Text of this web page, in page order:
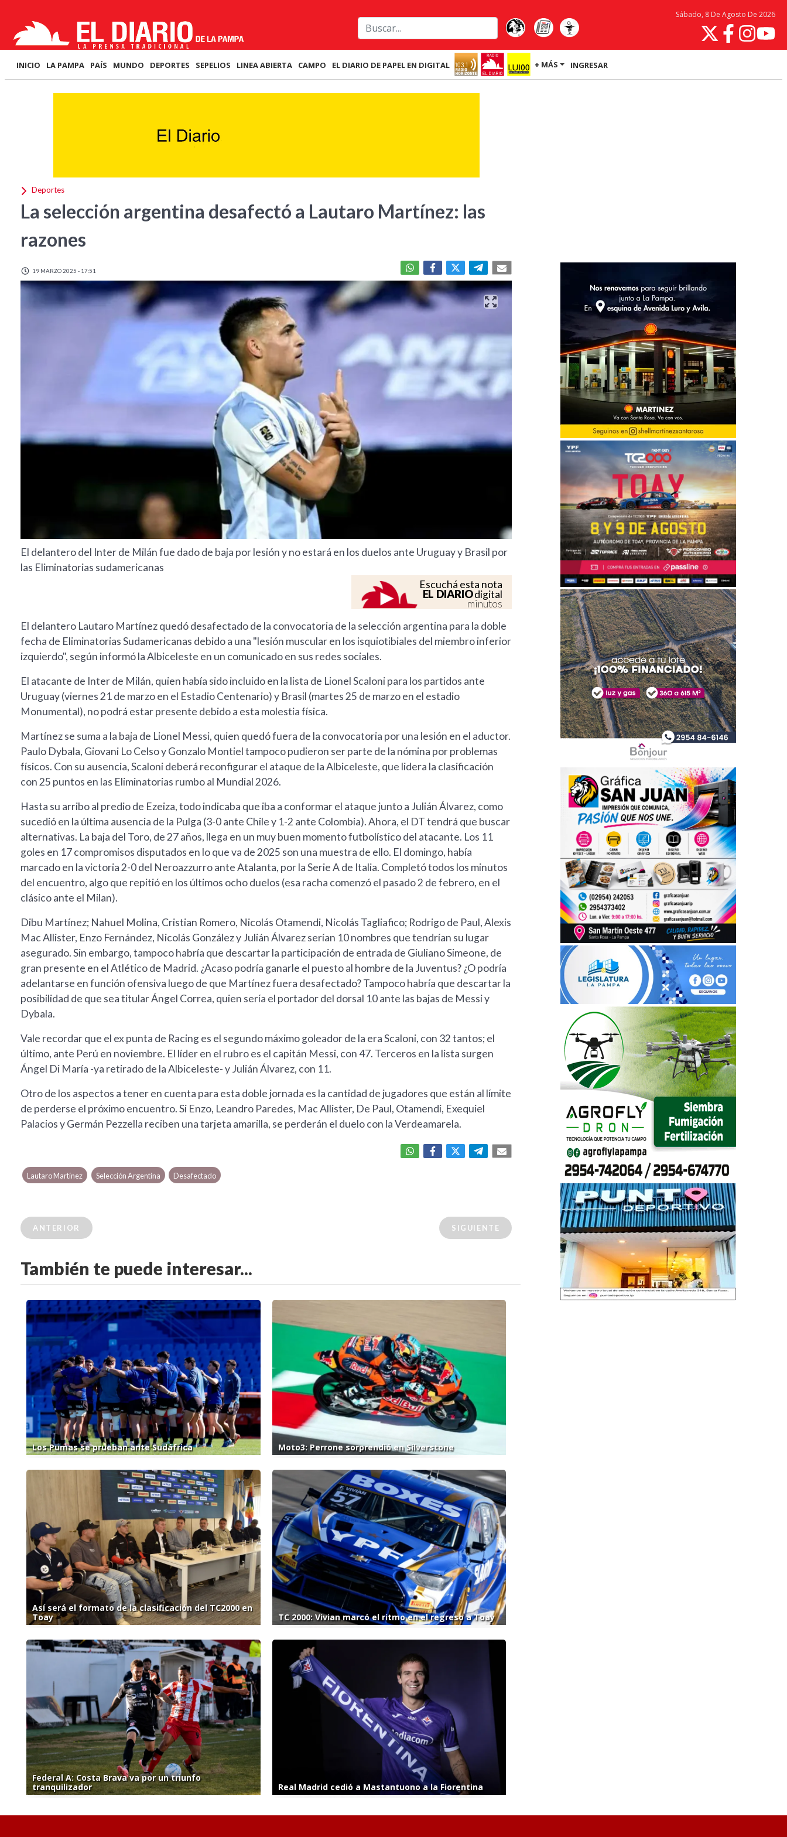
Sábado, 8 De Agosto De 2026
INICIO LA PAMPA PAÍS MUNDO DEPORTES SEPELIOS LINEA ABIERTA CAMPO EL DIARIO DE PAPEL EN DIGITAL + MÁS INGRESAR
Deportes
La selección argentina desafectó a Lautaro Martínez: las
razones
19 MARZO 2025 - 17:51
El delantero del Inter de Milán fue dado de baja por lesión y no estará en los duelos ante Uruguay y Brasil por
las Eliminatorias sudamericanas
Escuchá esta nota
EL DIARIOdigital
minutos
El delantero Lautaro Martínez quedó desafectado de la convocatoria de la selección argentina para la doble
fecha de Eliminatorias Sudamericanas debido a una "lesión muscular en los isquiotibiales del miembro inferior
izquierdo", según informó la Albiceleste en un comunicado en sus redes sociales.
El atacante de Inter de Milán, quien había sido incluido en la lista de Lionel Scaloni para los partidos ante
Uruguay (viernes 21 de marzo en el Estadio Centenario) y Brasil (martes 25 de marzo en el estadio
Monumental), no podrá estar presente debido a esta molestia física.
Martínez se suma a la baja de Lionel Messi, quien quedó fuera de la convocatoria por una lesión en el aductor.
Paulo Dybala, Giovani Lo Celso y Gonzalo Montiel tampoco pudieron ser parte de la nómina por problemas
físicos. Con su ausencia, Scaloni deberá reconfigurar el ataque de la Albiceleste, que lidera la clasificación
con 25 puntos en las Eliminatorias rumbo al Mundial 2026.
Hasta su arribo al predio de Ezeiza, todo indicaba que iba a conformar el ataque junto a Julián Álvarez, como
sucedió en la última ausencia de la Pulga (3-0 ante Chile y 1-2 ante Colombia). Ahora, el DT tendrá que buscar
alternativas. La baja del Toro, de 27 años, llega en un muy buen momento futbolístico del atacante. Los 11
goles en 17 compromisos disputados en lo que va de 2025 son una muestra de ello. El domingo, había
marcado en la victoria 2-0 del Neroazzurro ante Atalanta, por la Serie A de Italia. Completó todos los minutos
del encuentro, algo que repitió en los últimos ocho duelos (esa racha comenzó el pasado 2 de febrero, en el
clásico ante el Milan).
Dibu Martínez; Nahuel Molina, Cristian Romero, Nicolás Otamendi, Nicolás Tagliafico; Rodrigo de Paul, Alexis
Mac Allister, Enzo Fernández, Nicolás González y Julián Álvarez serían 10 nombres que tendrían su lugar
asegurado. Sin embargo, tampoco habría que descartar la participación de entrada de Giuliano Simeone, de
gran presente en el Atlético de Madrid. ¿Acaso podría ganarle el puesto al hombre de la Juventus? ¿O podría
adelantarse en función ofensiva luego de que Martínez fuera desafectado? Tampoco habría que descartar la
posibilidad de que sea titular Ángel Correa, quien sería el portador del dorsal 10 ante las bajas de Messi y
Dybala.
Vale recordar que el ex punta de Racing es el segundo máximo goleador de la era Scaloni, con 32 tantos; el
último, ante Perú en noviembre. El líder en el rubro es el capitán Messi, con 47. Terceros en la lista surgen
Ángel Di María -ya retirado de la Albiceleste- y Julián Álvarez, con 11.
Otro de los aspectos a tener en cuenta para esta doble jornada es la cantidad de jugadores que están al límite
de perderse el próximo encuentro. Si Enzo, Leandro Paredes, Mac Allister, De Paul, Otamendi, Exequiel
Palacios y Germán Pezzella reciben una tarjeta amarilla, se perderán el duelo con la Verdeamarela.
Lautaro Martínez Selección Argentina Desafectado
ANTERIOR SIGUIENTE
También te puede interesar...
Los Pumas se prueban ante Sudáfrica Moto3: Perrone sorprendió en Silverstone
Así será el formato de la clasificación del TC2000 en
Toay
TC 2000: Vivian marcó el ritmo en el regreso a Toay
Federal A: Costa Brava va por un triunfo
tranquilizador
Real Madrid cedió a Mastantuono a la Fiorentina